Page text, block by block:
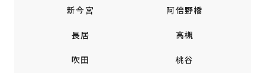
新今宮 阿倍野橋
長居 高槻
吹田 桃谷